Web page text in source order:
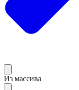
Из массива